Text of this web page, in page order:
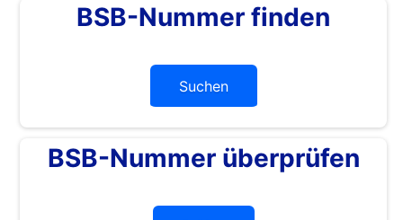
BSB-Nummer finden
Suchen
BSB-Nummer überprüfen